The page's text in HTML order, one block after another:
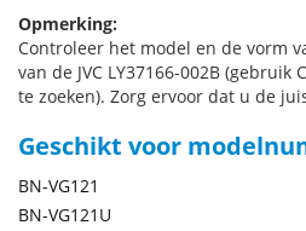
Opmerking:
Controleer het model en de vorm
van de JVC LY37166-002B
te zoeken). Zorg ervoor dat u de
Geschikt voor
BN-VG121
BN-VG121U